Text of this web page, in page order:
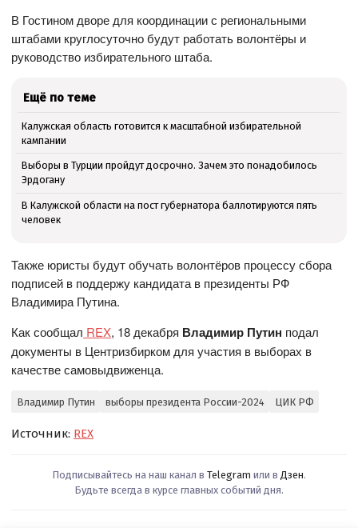
В Гостином дворе для координации с региональными
штабами круглосуточно будут работать волонтёры и
руководство избирательного штаба.
Ещё по теме
Калужская область готовится к масштабной избирательной
кампании
Выборы в Турции пройдут досрочно. Зачем это понадобилось
Эрдогану
В Калужской области на пост губернатора баллотируются пять
человек
Также юристы будут обучать волонтёров процессу сбора
подписей в поддержу кандидата в президенты РФ
Владимира Путина.
Как сообщал REX, 18 декабря Владимир Путин подал
документы в Центризбирком для участия в выборах в
качестве самовыдвиженца.
Владимир Путин выборы президента России-2024 ЦИК РФ
Источник: REX
Подписывайтесь на наш канал в Telegram или в Дзен.
Будьте всегда в курсе главных событий дня.